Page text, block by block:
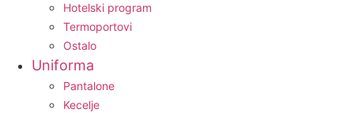
Hotelski program
Termoportovi
Ostalo
Uniforma
Pantalone
Kecelje